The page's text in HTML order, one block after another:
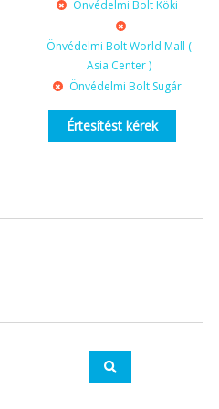
Önvédelmi Bolt Köki
Önvédelmi Bolt World Mall (
Asia Center )
Önvédelmi Bolt Sugár
Értesítést kérek